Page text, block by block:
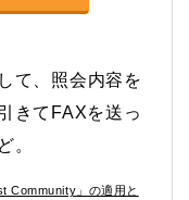
て、照会内容を
きてFAXを送っ
。
Community」の適用と